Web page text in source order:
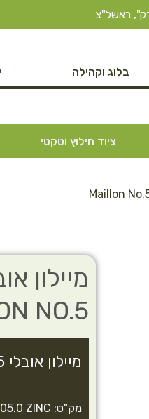
בלוג וקהילה
ציוד חילוץ וטקטי
NO.5
מיילון אובלי 5ממ פלדה מגולוון הברגה Maillon No.5
מק"ט: MRNZ05.0 ZINC